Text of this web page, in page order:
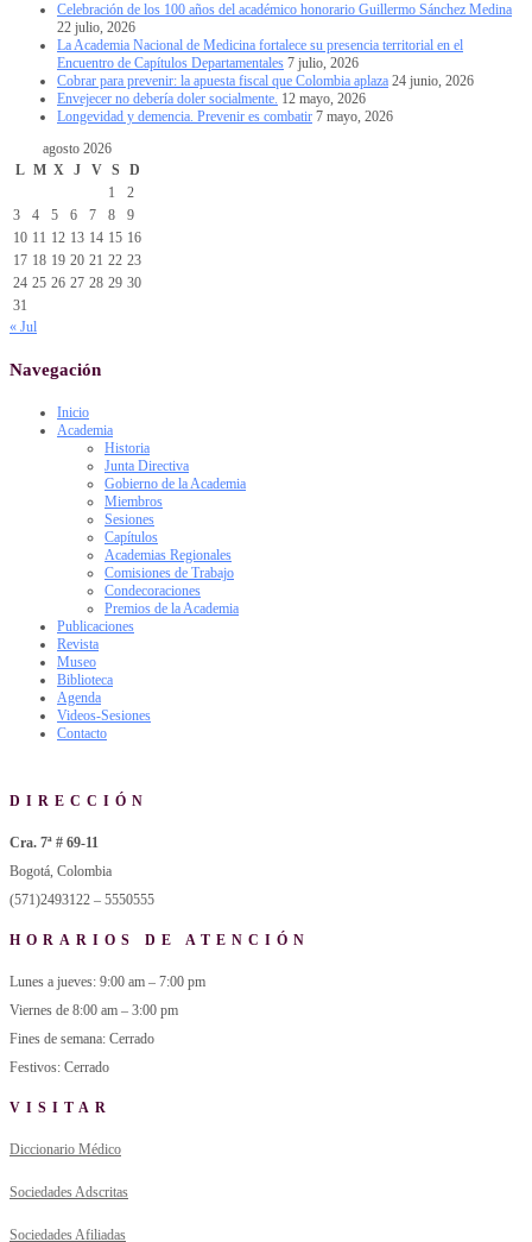
Celebración de los 100 años del académico honorario Guillermo Sánchez Medina
22 julio, 2026
La Academia Nacional de Medicina fortalece su presencia territorial en el
Encuentro de Capítulos Departamentales 7 julio, 2026
Cobrar para prevenir: la apuesta fiscal que Colombia aplaza 24 junio, 2026
Envejecer no debería doler socialmente. 12 mayo, 2026
Longevidad y demencia. Prevenir es combatir 7 mayo, 2026
agosto 2026
L M X J V S
D
1
2
3
4 5 6 7 8
9
10 11 12 13 14 15 16
17 18 19 20 21 22 23
24 25 26 27 28 29 30
31
« Jul
Navegación
Inicio
Academia
Historia
Junta Directiva
Gobierno de la Academia
Miembros
Sesiones
Capítulos
Academias Regionales
Comisiones de Trabajo
Condecoraciones
Premios de la Academia
Publicaciones
Revista
Museo
Biblioteca
Agenda
Videos-Sesiones
Contacto
DIRECCIÓN
Cra. 7ª # 69-11
Bogotá, Colombia
(571)2493122 – 5550555
HORARIOS DE ATENCIÓN
Lunes a jueves: 9:00 am – 7:00 pm
Viernes de 8:00 am – 3:00 pm
Fines de semana: Cerrado
Festivos: Cerrado
VISITAR
Diccionario Médico
Sociedades Adscritas
Sociedades Afiliadas